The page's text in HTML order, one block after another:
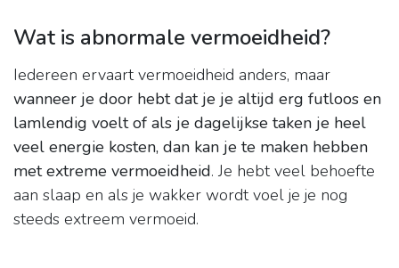
Wat is abnormale vermoeidheid?
Iedereen ervaart vermoeidheid anders, maar
wanneer je door hebt dat je je altijd erg futloos en
lamlendig voelt of als je dagelijkse taken je heel
veel energie kosten, dan kan je te maken hebben
met extreme vermoeidheid. Je hebt veel behoefte
aan slaap en als je wakker wordt voel je je nog
steeds extreem vermoeid.